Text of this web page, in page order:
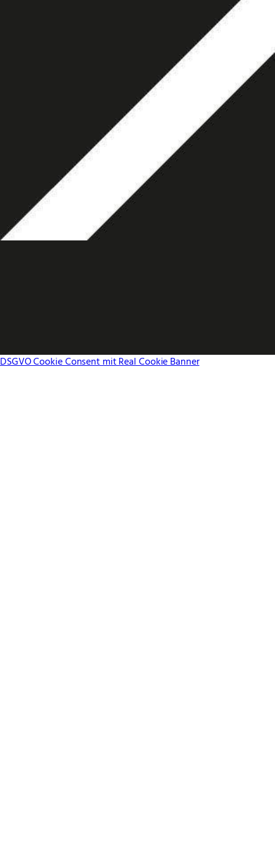
DSGVO Cookie Consent mit Real Cookie Banner